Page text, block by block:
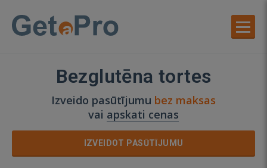
Bezglutēna tortes
Izveido pasūtījumu bez maksas
vai apskati cenas
IZVEIDOT PASŪTĪJUMU